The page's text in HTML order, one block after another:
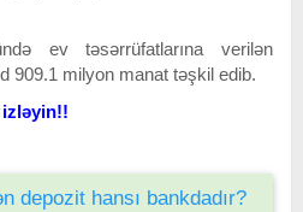
ev təsərrüfatlarına verilən
909.1 milyon manat təşkil edib.
depozit hansı bankdadır?